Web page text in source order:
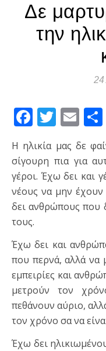
Δε
την
24
Facebook
Twitter
Η ηλικία μας δε φαίνεται από τα χρόνια μας. Είμαι
σίγουρη πια για
γέροι. Έχω δει και
νέους να μην
δει ανθρώπους που
τους.
Έχω δει και
που περνά, αλλά να
εμπειρίες και
μετρούν τον
πεθάνουν αύριο,
τον χρόνο σα να
Έχω δει